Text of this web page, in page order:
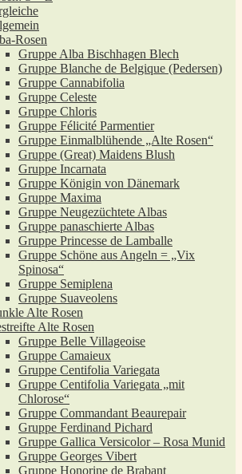
Rosen
Gruppe Alba Bischhagen Blech
Gruppe Blanche de Belgique (Pedersen)
Gruppe Cannabifolia
Gruppe Celeste
Gruppe Chloris
Gruppe Félicité Parmentier
Gruppe Einmalblühende „Alte Rosen“
Gruppe (Great) Maidens Blush
Gruppe Incarnata
Gruppe Königin von Dänemark
Gruppe Maxima
Gruppe Neugezüchtete Albas
Gruppe panaschierte Albas
Gruppe Princesse de Lamballe
Gruppe Schöne aus Angeln = „Vix
Spinosa“
Gruppe Semiplena
Gruppe Suaveolens
Alte Rosen
Alte Rosen
Gruppe Belle Villageoise
Gruppe Camaieux
Gruppe Centifolia Variegata
Gruppe Centifolia Variegata „mit
Chlorose“
Gruppe Commandant Beaurepair
Gruppe Ferdinand Pichard
Gruppe Gallica Versicolor – Rosa Munid
Gruppe Georges Vibert
Gruppe Honorine de Brabant